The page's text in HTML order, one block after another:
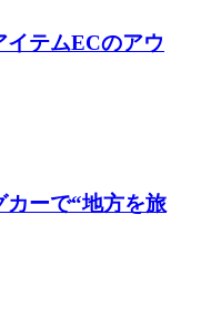
イテムECのアウ
カーで“地方を旅